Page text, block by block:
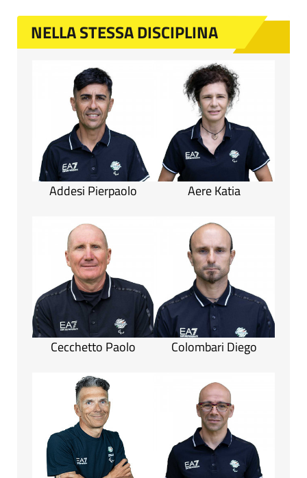
NELLA STESSA DISCIPLINA
Addesi Pierpaolo Aere Katia
Cecchetto Paolo Colombari Diego